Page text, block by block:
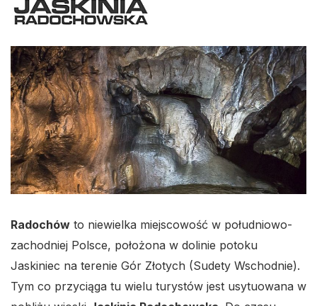
Radochów to niewielka miejscowość w południowo-
zachodniej Polsce, położona w dolinie potoku
Jaskiniec na terenie Gór Złotych (Sudety Wschodnie).
Tym co przyciąga tu wielu turystów jest usytuowana w